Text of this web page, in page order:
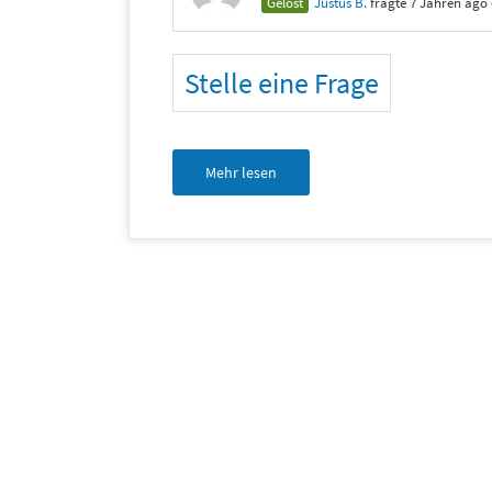
Stelle eine Frage
Mehr lesen